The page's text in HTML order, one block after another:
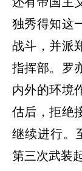
独秀得知这
战斗，并派
指挥部。罗
内外的环境
估后，拒绝
继续进行。
第三次武装